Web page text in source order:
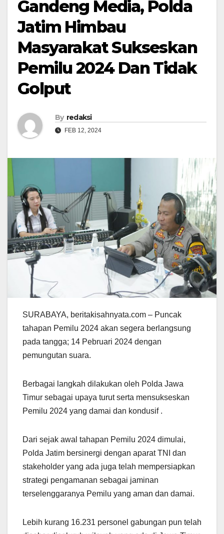
Gandeng Media, Polda
Jatim Himbau
Masyarakat Sukseskan
Pemilu 2024 Dan Tidak
Golput
By redaksi
FEB 12, 2024
SURABAYA, beritakisahnyata.com – Puncak
tahapan Pemilu 2024 akan segera berlangsung
pada tangga; 14 Pebruari 2024 dengan
pemungutan suara.
Berbagai langkah dilakukan oleh Polda Jawa
Timur sebagai upaya turut serta mensukseskan
Pemilu 2024 yang damai dan kondusif .
Dari sejak awal tahapan Pemilu 2024 dimulai,
Polda Jatim bersinergi dengan aparat TNI dan
stakeholder yang ada juga telah mempersiapkan
strategi pengamanan sebagai jaminan
terselenggaranya Pemilu yang aman dan damai.
Lebih kurang 16.231 personel gabungan pun telah